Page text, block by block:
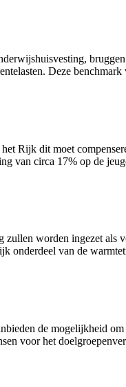
Deze
Rijk dit moet
van circa 17% op de
worden ingezet
onderdeel van de
de mogelijkheid
voor het